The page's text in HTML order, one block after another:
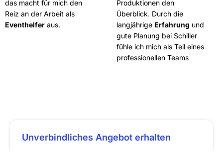
das macht für mich den
Reiz an der Arbeit als
Eventhelfer aus.
Produktionen den
Überblick. Durch die
langjährige Erfahrung und
gute Planung bei Schiller
fühle ich mich als Teil eines
professionellen Teams
Unverbindliches Angebot erhalten